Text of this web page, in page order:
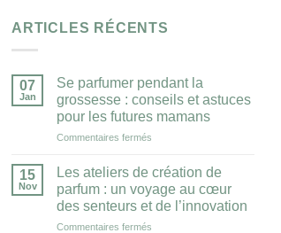
ARTICLES RÉCENTS
07
Jan
Se parfumer pendant la
grossesse : conseils et astuces
pour les futures mamans
Commentaires fermés
parfumer
la
grossesse
15
Nov
Les ateliers de création de
parfum : un voyage au cœur
des senteurs et de l’innovation
Commentaires fermés